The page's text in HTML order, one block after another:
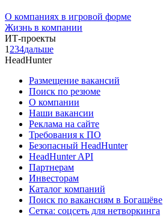
О компаниях в игровой форме
Жизнь в компании
ИТ-проекты
1 234дальше
HeadHunter
Размещение вакансий
Поиск по резюме
О компании
Наши вакансии
Реклама на сайте
Требования к ПО
Безопасный HeadHunter
HeadHunter API
Партнерам
Инвесторам
Каталог компаний
Поиск по вакансиям в Богашёве
Сетка: соцсеть для нетворкинга